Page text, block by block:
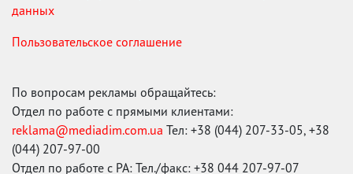
данных
Пользовательское соглашение
По вопросам рекламы обращайтесь:
Отдел по работе с прямыми клиентами:
reklama@mediadim.com.ua Тел: +38 (044) 207-33-05, +38
(044) 207-97-00
Отдел по работе с РА: Тел./факс: +38 044 207-97-07